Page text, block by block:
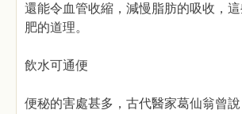
還能令血管收縮，減慢脂肪的吸收，
肥的道理。
飲水可通便
便秘的害處甚多，古代醫家葛仙翁曾